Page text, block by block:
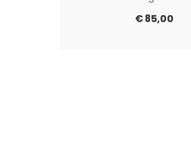
€85,00